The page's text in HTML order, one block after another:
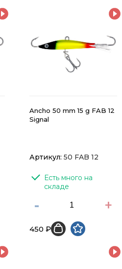
Ancho 50 mm 15 g FAB 12
Signal
Артикул: 50 FAB 12
Есть много на
складе
- +
450 ₽